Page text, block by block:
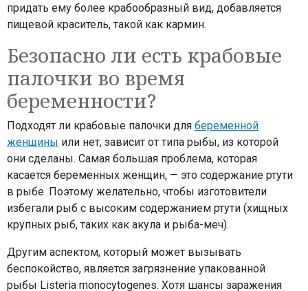
придать ему более крабообразный вид, добавляется
пищевой краситель, такой как кармин.
Безопасно ли есть крабовые
палочки во время
беременности?
Подходят ли крабовые палочки для беременной
женщины или нет, зависит от типа рыбы, из которой
они сделаны. Самая большая проблема, которая
касается беременных женщин, — это содержание ртути
в рыбе. Поэтому желательно, чтобы изготовители
избегали рыб с высоким содержанием ртути (хищных
крупных рыб, таких как акула и рыба-меч).
Другим аспектом, который может вызывать
беспокойство, является загрязнение упакованной
рыбы Listeria monocytogenes. Хотя шансы заражения